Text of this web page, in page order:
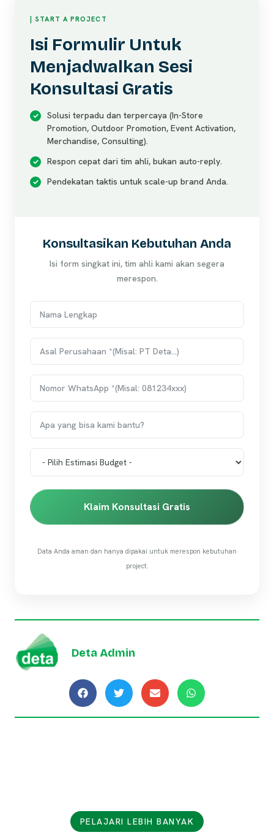
| START A PROJECT
Isi Formulir Untuk
Menjadwalkan Sesi
Konsultasi Gratis
Solusi terpadu dan terpercaya (In-Store
Promotion, Outdoor Promotion, Event Activation,
Merchandise, Consulting).
Respon cepat dari tim ahli, bukan auto-reply.
Pendekatan taktis untuk scale-up brand Anda.
Konsultasikan Kebutuhan Anda
Isi form singkat ini, tim ahli kami akan segera
merespon.
Klaim Konsultasi Gratis
Data Anda aman dan hanya dipakai untuk merespon kebutuhan
project.
Deta Admin
PELAJARI LEBIH BANYAK